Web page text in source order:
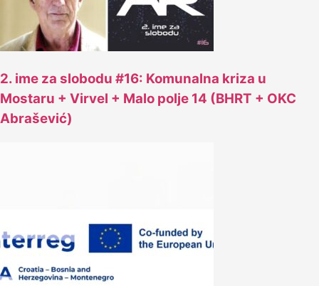
2. ime za slobodu #16: Komunalna kriza u
Mostaru + Virvel + Malo polje 14 (BHRT + OKC
Abrašević)